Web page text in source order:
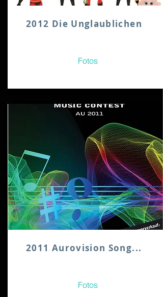
2012 Die Unglaublichen
Fotos
2011 Aurovision Song...
Fotos